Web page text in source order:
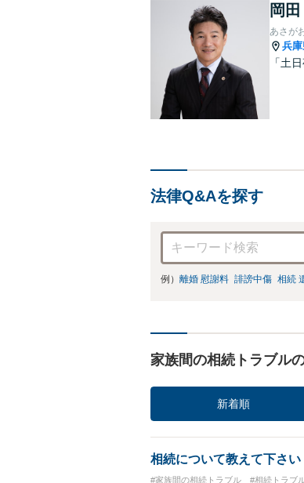
岡
あさが
兵
「土
法律Q&Aを探す
例） 離婚 慰謝料 誹謗中傷 相続
家族間の相続トラブル
新着順
相続について教えて下さい
#家族間の相続トラブル #相続トラブ